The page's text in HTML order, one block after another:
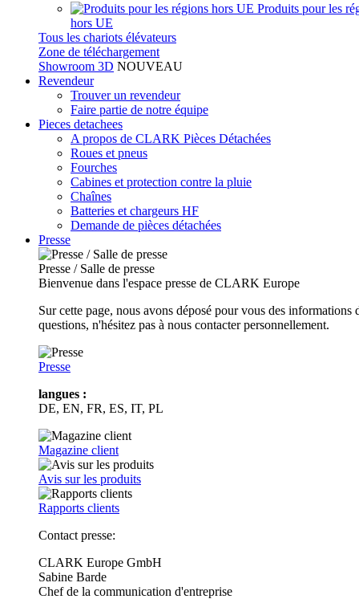
Produits pour les
hors UE
Tous les chariots élévateurs
Zone de téléchargement
Showroom 3D NOUVEAU
Revendeur
Trouver un revendeur
Faire partie de notre équipe
Pieces detachees
A propos de CLARK Pièces Détachées
Roues et pneus
Fourches
Cabines et protection contre la pluie
Chaînes
Batteries et chargeurs HF
Demande de pièces détachées
Presse
Presse / Salle de presse
Bienvenue dans l'espace presse de CLARK Europe
Sur cette page, nous avons déposé pour vous des
questions, n'hésitez pas à nous contacter personnellement.
Presse
langues :
DE, EN, FR, ES, IT, PL
Magazine client
Avis sur les produits
Rapports clients
Contact presse:
CLARK Europe GmbH
Sabine Barde
Chef de la communication d'entreprise